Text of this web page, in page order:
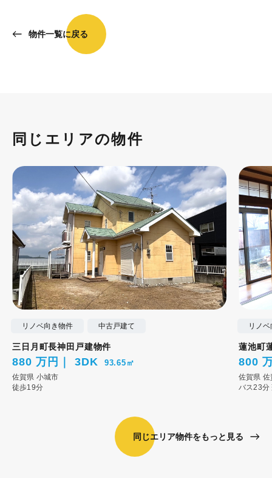
物件一覧に戻る
同じエリアの物件
リノベ向き物件 中古戸建て
三日月町長神田戸建物件
880 万円 3DK 93.65㎡
佐賀県 小城市
徒歩19分
リノ
蓮池町
800
佐賀県 佐
バス23分
同じエリア物件をもっと見る